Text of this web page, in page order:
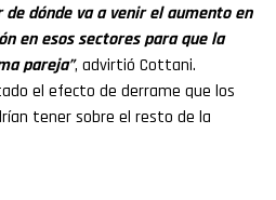
de dónde va a venir el aumento en
en esos sectores para que la
pareja”, advirtió Cottani.
el efecto de derrame que los
tener sobre el resto de la